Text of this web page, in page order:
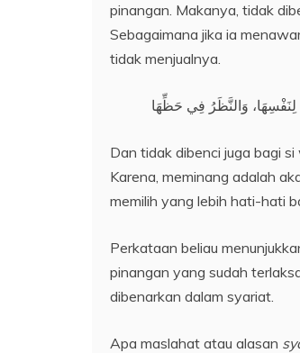
pinangan. Makanya, tidak
Sebagaimana jika ia
tidak menjualnya.
Dan tidak dibenci juga bagi
Karena, meminang adalah
memilih yang lebih hati-hati
Perkataan beliau
pinangan yang sudah
dibenarkan dalam syariat.
Apa maslahat atau alasan